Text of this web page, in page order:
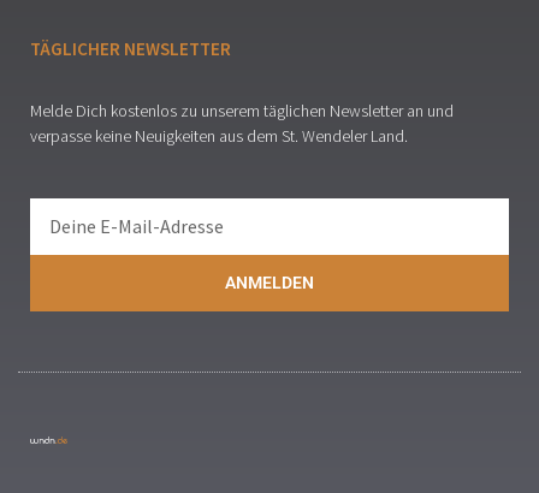
TÄGLICHER NEWSLETTER
Melde Dich kostenlos zu unserem täglichen Newsletter an und
verpasse keine Neuigkeiten aus dem St. Wendeler Land.
ANMELDEN